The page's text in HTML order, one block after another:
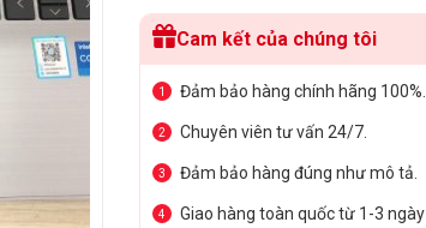
Cam kết của chúng tôi
1 Đảm bảo hàng chính hãng 100%.
2 Chuyên viên tư vấn 24/7.
3 Đảm bảo hàng đúng như mô tả.
4 Giao hàng toàn quốc từ 1-3 ngày